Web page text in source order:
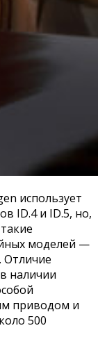
использует
ID.4 и ID.5, но,
моделей —
Отличие
наличии
приводом и
500